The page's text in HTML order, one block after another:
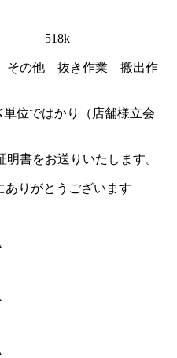
518k
その他 抜き作業 搬出作
位ではかり（店舗様立会
書をお送りいたします。
りがとうございます